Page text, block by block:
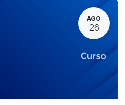
AGO
26